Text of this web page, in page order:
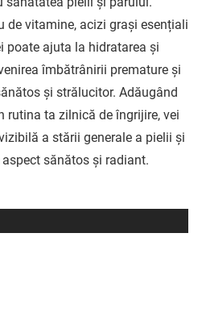
de vitamine, acizi grași esențiali
poate ajuta la hidratarea și
îmbătrânirii premature și
și strălucitor. Adăugând
rutina ta zilnică de îngrijire, vei
a stării generale a pielii și
sănătos și radiant.